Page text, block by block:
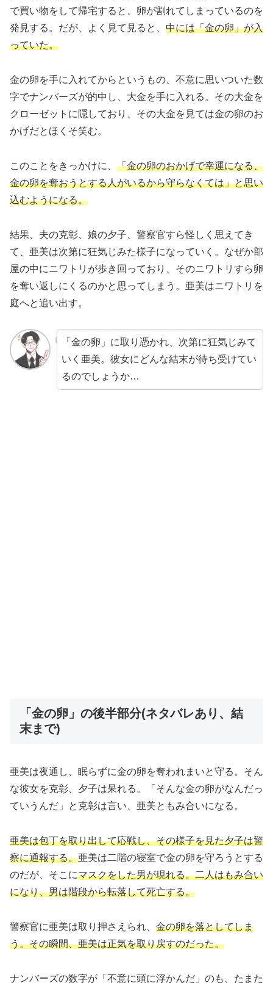
で買い物をして帰宅すると、卵が割れてしまっているのを
発見する。だが、よく見て見ると、 中には「金の卵」が入
っていた。
金の卵を手に入れてからというもの、不意に思いついた数
字でナンバーズが的中し、大金を手に入れる。その大金を
クローゼットに隠しており、その大金を見ては金の卵のお
かげだとほくそ笑む。
このことをきっかけに、 「金の卵のおかげで幸運になる、
金の卵を奪おうとする人がいるから守らなくては」と思い
込むようになる。
結果、夫の克彰、娘の夕子、警察官すら怪しく思えてき
て、亜美は次第に狂気じみた様子になっていく。なぜか部
屋の中にニワトリが歩き回っており、そのニワトリすら卵
を奪い返しにくるのかと思ってしまう。亜美はニワトリを
庭へと追い出す。
「金の卵」に取り憑かれ、次第に狂気じみて
いく亜美。彼女にどんな結末が待ち受けてい
るのでしょうか…
「金の卵」の後半部分(ネタバレあり、結
末まで)
亜美は夜通し、眠らずに金の卵を奪われまいと守る。そん
な彼女を克彰、夕子は呆れる。「そんな金の卵がなんだっ
ていうんだ」と克彰は言い、亜美ともみ合いになる。
亜美は包丁を取り出して応戦し、その様子を見た夕子は警
察に通報する。亜美は二階の寝室で金の卵を守ろうとする
のだが、そこにマスクをした男が現れる。二人はもみ合い
になり、男は階段から転落して死亡する。
警察官に亜美は取り押さえられ、 金の卵を落としてしま
う。その瞬間、亜美は正気を取り戻すのだった。
ナンバーズの数字が「不意に頭に浮かんだ」のも、たまた